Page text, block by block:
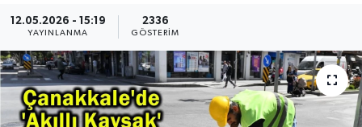
12.05.2026 - 15:19
YAYINLANMA
2336
GÖSTERIM